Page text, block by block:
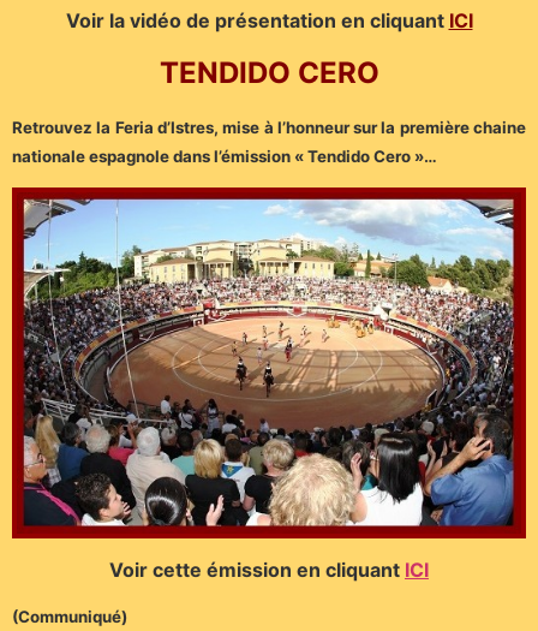
Voir la vidéo de présentation en cliquant ICI
TENDIDO CERO
Retrouvez la Feria d’Istres, mise à l’honneur sur la première chaine
nationale espagnole dans l’émission « Tendido Cero »…
Voir cette émission en cliquant ICI
(Communiqué)